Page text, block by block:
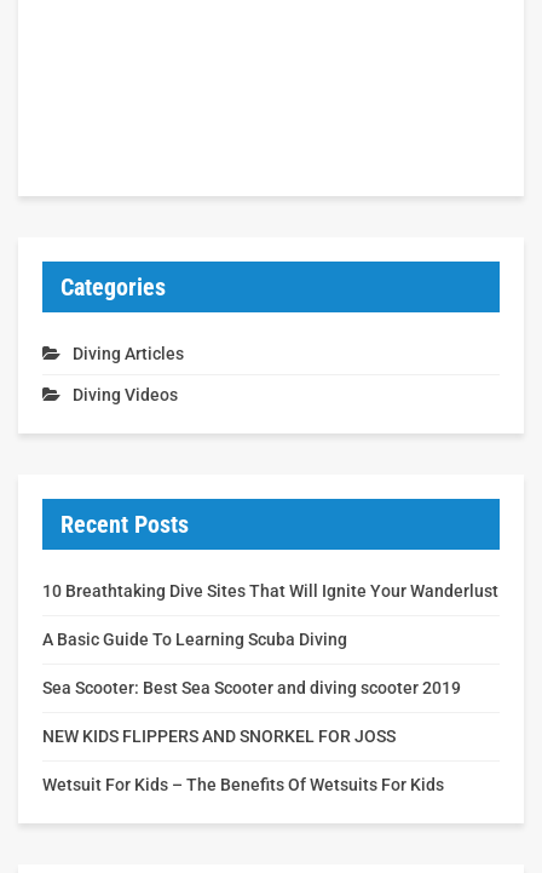
Categories
Diving Articles
Diving Videos
Recent Posts
10 Breathtaking Dive Sites That Will Ignite Your Wanderlust
A Basic Guide To Learning Scuba Diving
Sea Scooter: Best Sea Scooter and diving scooter 2019
NEW KIDS FLIPPERS AND SNORKEL FOR JOSS
Wetsuit For Kids – The Benefits Of Wetsuits For Kids